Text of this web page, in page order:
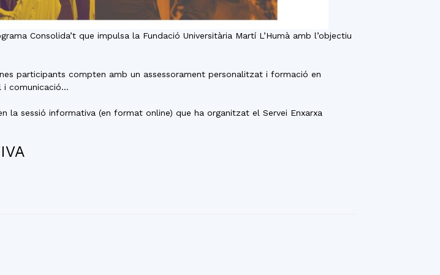
Consolida’t que impulsa la Fundació Universitària Martí L’Humà amb l’objectiu
participants compten amb un assessorament personalitzat i formació en
i comunicació…
la sessió informativa (en format online) que ha organitzat el Servei Enxarxa